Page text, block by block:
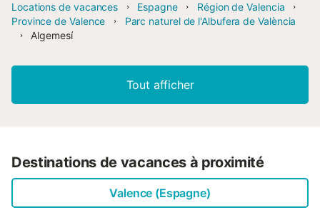
Locations de vacances Espagne
Région de Valencia
Province de Valence
Parc naturel de l'Albufera de València
Algemesí
Tout afficher
Destinations de vacances à proximité
Valence (Espagne)